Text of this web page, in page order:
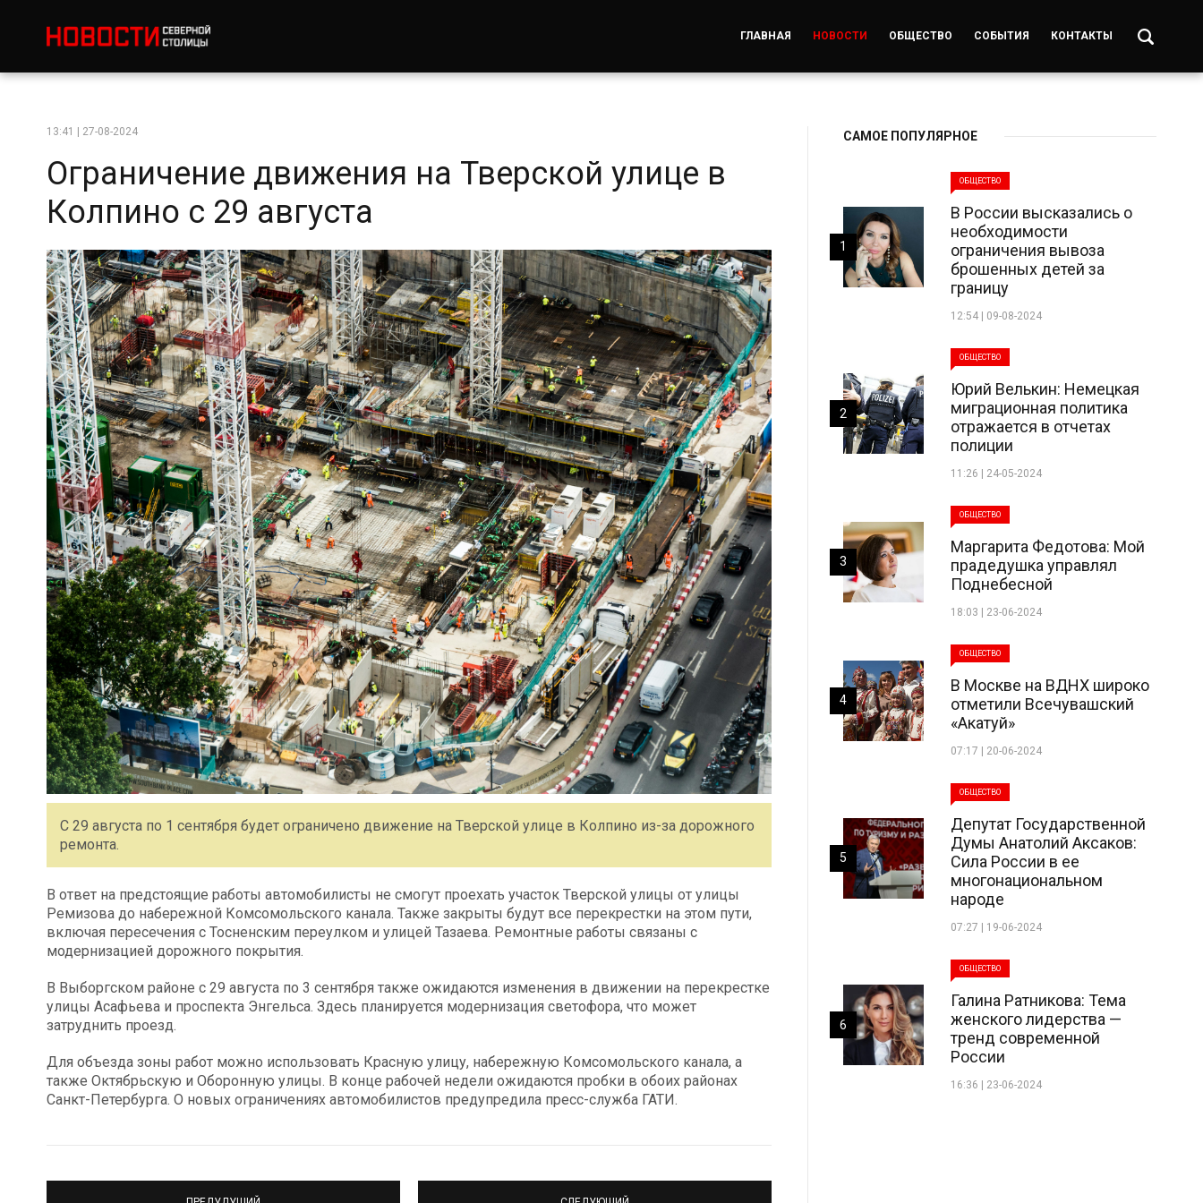
ГЛАВНАЯ НОВОСТИ ОБЩЕСТВО СОБЫТИЯ КОНТАКТЫ
13:41 | 27-08-2024
Ограничение движения на Тверской улице в
Колпино с 29 августа
С 29 августа по 1 сентября будет ограничено движение на Тверской улице в Колпино из-за дорожного
ремонта.
В ответ на предстоящие работы автомобилисты не смогут проехать участок Тверской улицы от улицы
Ремизова до набережной Комсомольского канала. Также закрыты будут все перекрестки на этом пути,
включая пересечения с Тосненским переулком и улицей Тазаева. Ремонтные работы связаны с
модернизацией дорожного покрытия.
В Выборгском районе с 29 августа по 3 сентября также ожидаются изменения в движении на перекрестке
улицы Асафьева и проспекта Энгельса. Здесь планируется модернизация светофора, что может
затруднить проезд.
Для объезда зоны работ можно использовать Красную улицу, набережную Комсомольского канала, а
также Октябрьскую и Оборонную улицы. В конце рабочей недели ожидаются пробки в обоих районах
Санкт-Петербурга. О новых ограничениях автомобилистов предупредила пресс-служба ГАТИ.
САМОЕ ПОПУЛЯРНОЕ
ОБЩЕСТВО
В России высказались о
необходимости
ограничения вывоза
брошенных детей за
границу
12:54 | 09-08-2024
1
ОБЩЕСТВО
Юрий Велькин: Немецкая
миграционная политика
отражается в отчетах
полиции
11:26 | 24-05-2024
2
ОБЩЕСТВО
Маргарита Федотова: Мой
прадедушка управлял
Поднебесной
18:03 | 23-06-2024
3
ОБЩЕСТВО
В Москве на ВДНХ широко
отметили Всечувашский
«Акатуй»
07:17 | 20-06-2024
4
ОБЩЕСТВО
Депутат Государственной
Думы Анатолий Аксаков:
Сила России в ее
многонациональном
народе
07:27 | 19-06-2024
5
ОБЩЕСТВО
Галина Ратникова: Тема
женского лидерства —
тренд современной
России
16:36 | 23-06-2024
6